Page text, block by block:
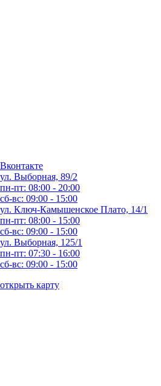
Вконтакте
ул. Выборная, 89/2
пн-пт: 08:00 - 20:00
сб-вс: 09:00 - 15:00
ул. Ключ-Камышенское Плато, 14/1
пн-пт: 08:00 - 15:00
сб-вс: 09:00 - 15:00
ул. Выборная, 125/1
пн-пт: 07:30 - 16:00
сб-вс: 09:00 - 15:00
открыть карту